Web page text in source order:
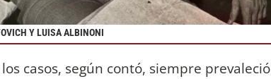
Y LUISA ALBINONI
casos, según contó, siempre